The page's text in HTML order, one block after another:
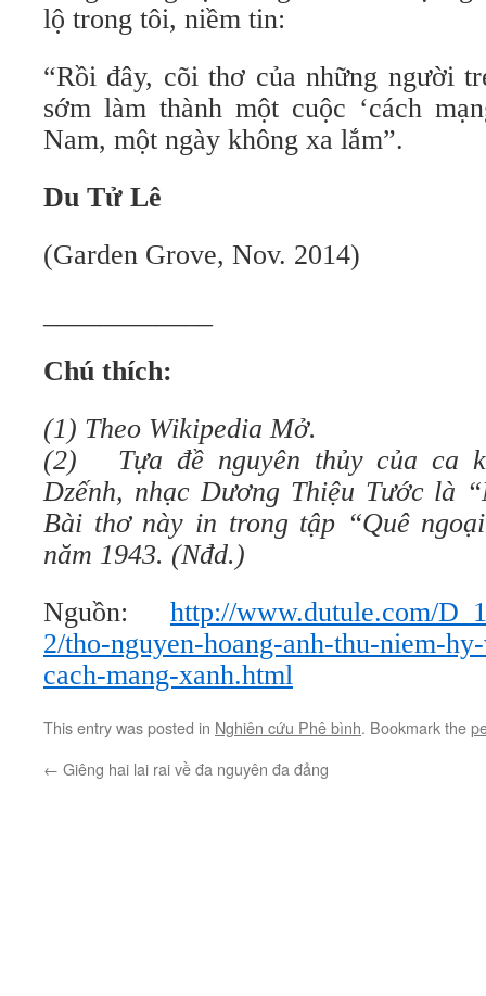
lộ trong tôi, niềm tin:
“Rồi đây, cõi thơ của những người
sớm làm thành một cuộc ‘cách
Nam, một ngày không xa lắm”.
Du Tử Lê
(Garden Grove, Nov. 2014)
Chú thích:
(1) Theo Wikipedia Mở.
(2) Tựa đề nguyên thủy của ca
Dzếnh, nhạc Dương Thiệu Tước là
Bài thơ này in trong tập “Quê
năm 1943. (Nđd.)
Nguồn: http://www.dutule.com/
2/tho-nguyen-hoang-anh-thu-niem-
cach-mang-xanh.html
This entry was posted in Nghiên cứu Phê bình. Bookmark the
← Giêng hai lai rai về đa nguyên đa đảng